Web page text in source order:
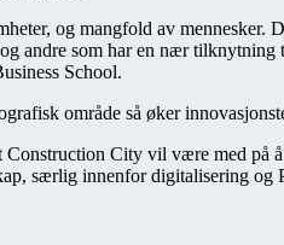
og mangfold av mennesker.
andre som har en nær
School.
område så øker
City vil være med
særlig innenfor digitalisering og